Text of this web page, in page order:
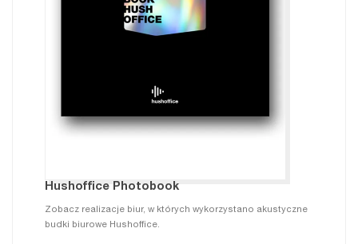
Hushoffice Photobook
Zobacz realizacje biur, w których wykorzystano akustyczne
budki biurowe Hushoffice.